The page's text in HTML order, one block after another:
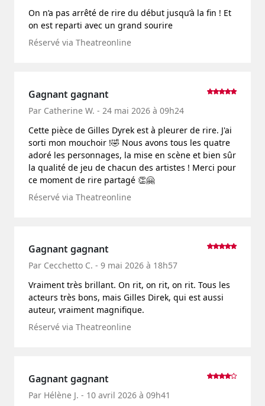
On n’a pas arrêté de rire du début jusqu’à la fin ! Et
on est reparti avec un grand sourire
Réservé via Theatreonline
Gagnant gagnant
Par Catherine W. - 24 mai 2026 à 09h24
Cette pièce de Gilles Dyrek est à pleurer de rire. J'ai
sorti mon mouchoir !🤣 Nous avons tous les quatre
adoré les personnages, la mise en scène et bien sûr
la qualité de jeu de chacun des artistes ! Merci pour
ce moment de rire partagé 👏🤗
Réservé via Theatreonline
Gagnant gagnant
Par Cecchetto C. - 9 mai 2026 à 18h57
Vraiment très brillant. On rit, on rit, on rit. Tous les
acteurs très bons, mais Gilles Direk, qui est aussi
auteur, vraiment magnifique.
Réservé via Theatreonline
Gagnant gagnant
Par Hélène J. - 10 avril 2026 à 09h41